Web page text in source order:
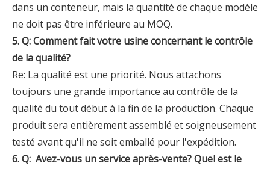
dans un conteneur, mais la quantité de chaque modèle
ne doit pas être inférieure au MOQ.
5. Q: Comment fait votre usine concernant le contrôle
de la qualité?
Re: La qualité est une priorité. Nous attachons
toujours une grande importance au contrôle de la
qualité du tout début à la fin de la production. Chaque
produit sera entièrement assemblé et soigneusement
testé avant qu'il ne soit emballé pour l'expédition.
6. Q: Avez-vous un service après-vente? Quel est le